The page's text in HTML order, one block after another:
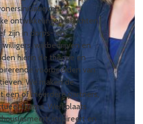
en
ontwikkelingen belichten.
zijn in dorps- en
wijkbedrijven en
hierin de theorie en
voorbeelden van
We maken de
een of meerdere partners,
thema. Werkplaats
inspireert en